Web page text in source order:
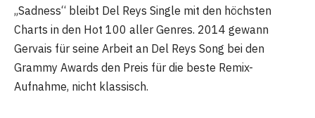
„Sadness“ bleibt Del Reys Single mit den höchsten
Charts in den Hot 100 aller Genres. 2014 gewann
Gervais für seine Arbeit an Del Reys Song bei den
Grammy Awards den Preis für die beste Remix-
Aufnahme, nicht klassisch.